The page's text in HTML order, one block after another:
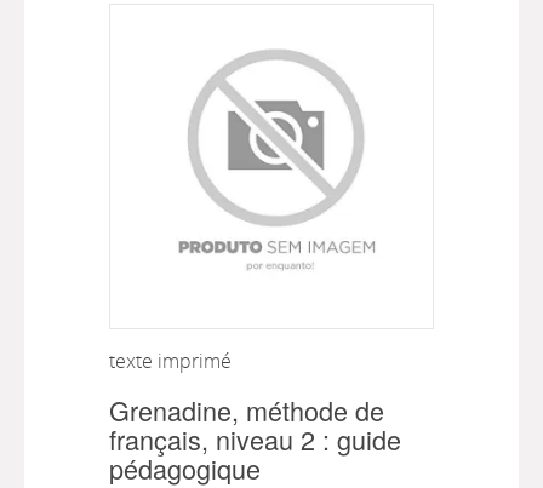
texte imprimé
Grenadine, méthode de
français, niveau 2 : guide
pédagogique